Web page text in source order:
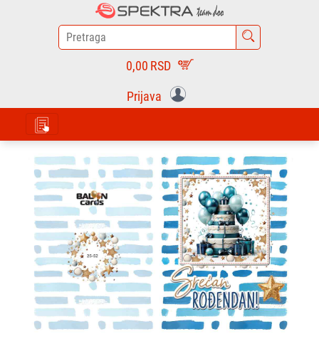
0,00 RSD
Prijava